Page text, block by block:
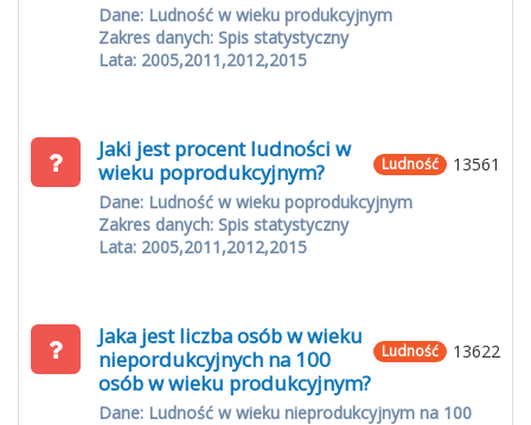
Dane: Ludność w wieku produkcyjnym
Zakres danych: Spis statystyczny
Lata: 2005,2011,2012,2015
13561
Ludność
Jaki jest procent ludności w
wieku poprodukcyjnym?
Dane: Ludność w wieku poprodukcyjnym
Zakres danych: Spis statystyczny
Lata: 2005,2011,2012,2015
13622
Ludność
Jaka jest liczba osób w wieku
niepordukcyjnych na 100
osób w wieku produkcyjnym?
Dane: Ludność w wieku nieprodukcyjnym na 100